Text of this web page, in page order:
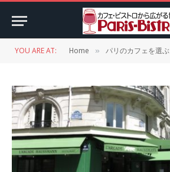
YOU ARE AT: Home » パリのカフェを選ぶ